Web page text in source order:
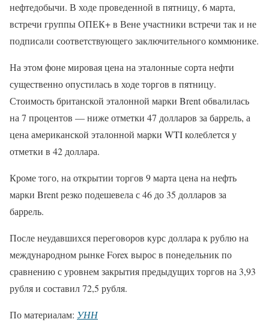
нефтедобычи. В ходе проведенной в пятницу, 6 марта,
встречи группы ОПЕК+ в Вене участники встречи так и не
подписали соответствующего заключительного коммюнике.
На этом фоне мировая цена на эталонные сорта нефти
существенно опустилась в ходе торгов в пятницу.
Стоимость британской эталонной марки Brent обвалилась
на 7 процентов — ниже отметки 47 долларов за баррель, а
цена американской эталонной марки WTI колеблется у
отметки в 42 доллара.
Кроме того, на открытии торгов 9 марта цена на нефть
марки Brent резко подешевела с 46 до 35 долларов за
баррель.
После неудавшихся переговоров курс доллара к рублю на
международном рынке Forex вырос в понедельник по
сравнению с уровнем закрытия предыдущих торгов на 3,93
рубля и составил 72,5 рубля.
По материалам: УНН